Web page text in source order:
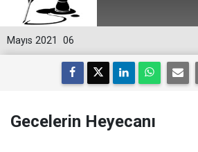
06
Mayıs 2021
Gecelerin Heyecanı